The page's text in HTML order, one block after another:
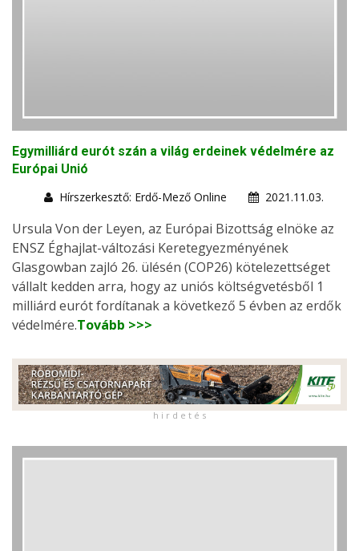
Egymilliárd eurót szán a világ erdeinek védelmére az
Európai Unió
Hírszerkesztő: Erdő-Mező Online
2021.11.03.
Ursula Von der Leyen, az Európai Bizottság elnöke az
ENSZ Éghajlat-változási Keretegyezményének
Glasgowban zajló 26. ülésén (COP26) kötelezettséget
vállalt kedden arra, hogy az uniós költségvetésből 1
milliárd eurót fordítanak a következő 5 évben az erdők
védelmére.Tovább >>>
h i r d e t é s